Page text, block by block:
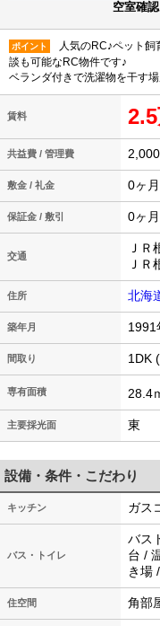
空室確
ポイント
人気のRC♪ペット
談も可能なRC物件です♪
ベランダ付きで洗濯物を干す
賃料
共益費 / 管理費
敷金 / 礼金 0ヶ
保証金 / 敷引 0ヶ
交通
Ｊ
Ｊ
住所 北海
築年月 1991
間取り 1DK
専有面積 28.4
主要採光面 東
設備・条件・こだわり
キッチン ガス
バス・トイレ
バス
台 /
き場
住空間 角部